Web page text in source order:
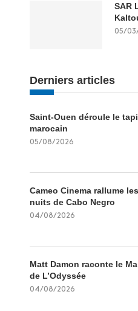
SAR
05/
Derniers articles
Saint-Ouen déroule le
marocain
05/08/2026
Cameo Cinema rallume les
nuits de Cabo Negro
04/08/2026
Matt Damon raconte le
de L’Odyssée
04/08/2026